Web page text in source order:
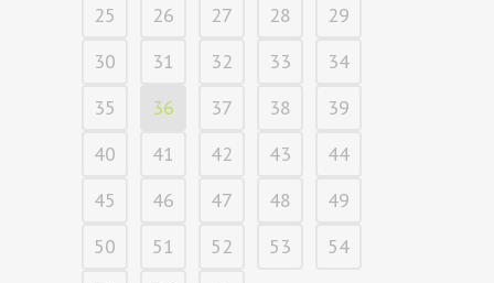
25
26 27 28
29
30
31 32 33
34
35
36 37 38
39
40
41 42 43
44
45
46 47 48
49
50
51 52 53
54